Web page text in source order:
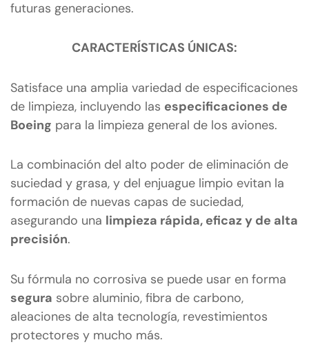
futuras generaciones.
CARACTERÍSTICAS ÚNICAS:
Satisface una amplia variedad de especificaciones
de limpieza, incluyendo las especificaciones de
Boeing para la limpieza general de los aviones.
La combinación del alto poder de eliminación de
suciedad y grasa, y del enjuague limpio evitan la
formación de nuevas capas de suciedad,
asegurando una limpieza rápida, eficaz y de alta
precisión.
Su fórmula no corrosiva se puede usar en forma
segura sobre aluminio, fibra de carbono,
aleaciones de alta tecnología, revestimientos
protectores y mucho más.